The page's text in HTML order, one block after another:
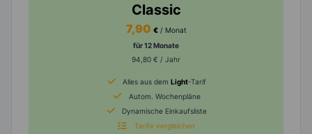
Classic
7,90 € / Monat
für 12 Monate
94,80 € / Jahr
Alles aus dem Light-Tarif
Autom. Wochenpläne
Dynamische Einkaufsliste
Tarife vergleichen